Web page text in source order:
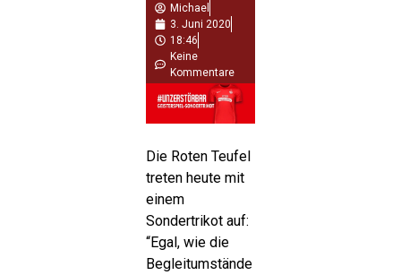
Michael
3. Juni 2020
18:46
Keine
Kommentare
Die Roten Teufel
treten heute mit
einem
Sondertrikot auf:
“Egal, wie die
Begleitumstände